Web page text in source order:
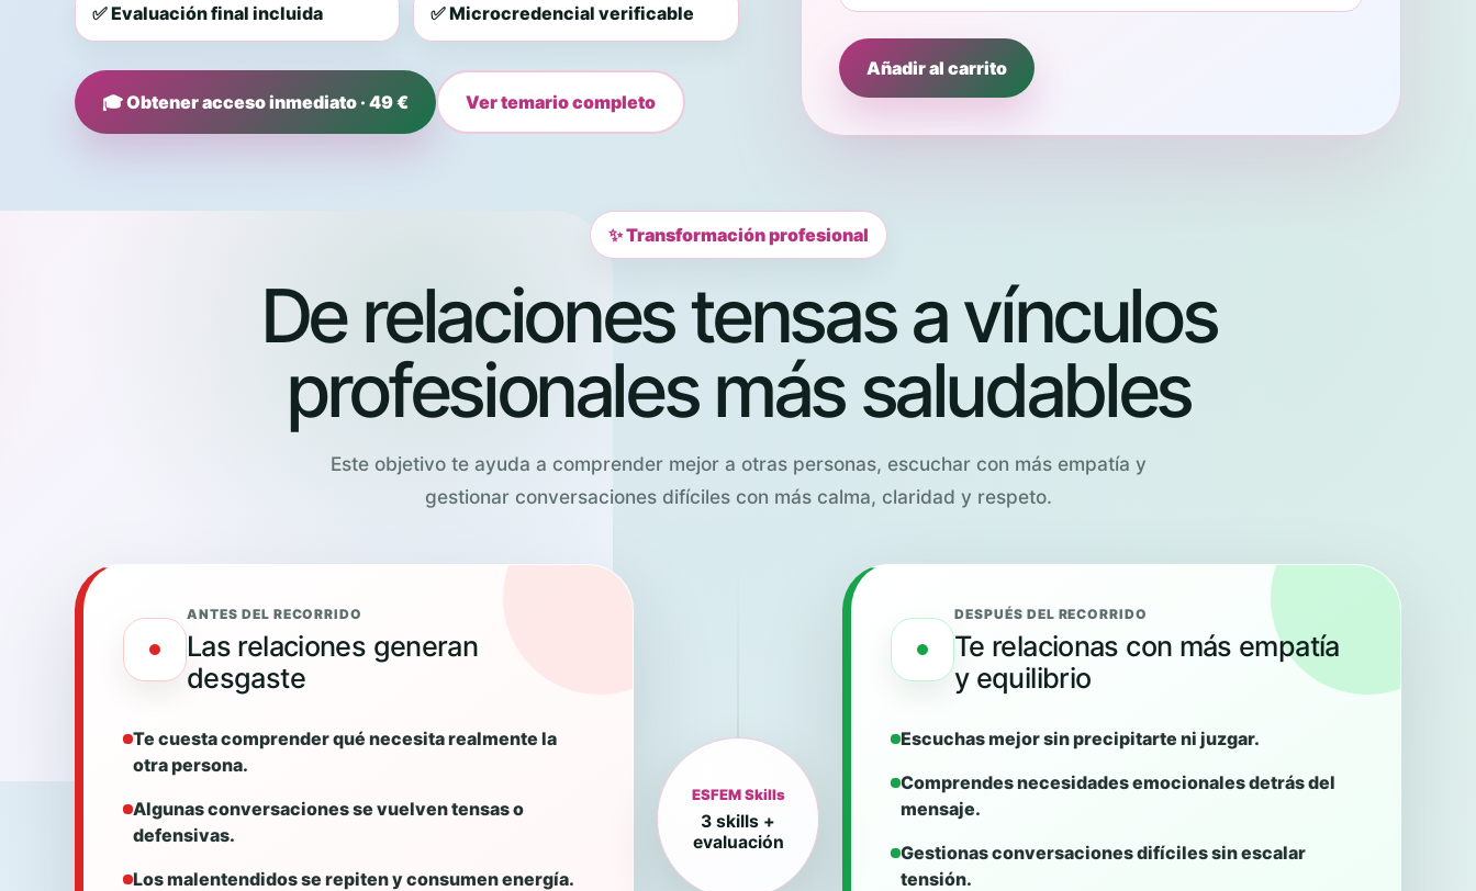
✅ Evaluación final incluida ✅ Microcredencial verificable
🎓 Obtener acceso inmediato · 49 € Ver temario completo
Añadir al carrito
✨ Transformación profesional
De relaciones tensas a vínculos
profesionales más saludables
Este objetivo te ayuda a comprender mejor a otras personas, escuchar con más empatía y
gestionar conversaciones difíciles con más calma, claridad y respeto.
ANTES DEL RECORRIDO
Las relaciones generan
desgaste
Te cuesta comprender qué necesita realmente la
otra persona.
Algunas conversaciones se vuelven tensas o
defensivas.
Los malentendidos se repiten y consumen energía.
ESFEM Skills
3 skills +
evaluación
DESPUÉS DEL RECORRIDO
Te relacionas con más empatía
y equilibrio
Escuchas mejor sin precipitarte ni juzgar.
Comprendes necesidades emocionales detrás del
mensaje.
Gestionas conversaciones difíciles sin escalar
tensión.